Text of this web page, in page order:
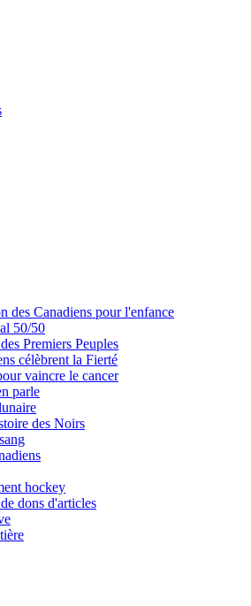
des Canadiens pour l'enfance
50/50
Premiers Peuples
célèbrent la Fierté
vaincre le cancer
parle
des Noirs
hockey
dons d'articles